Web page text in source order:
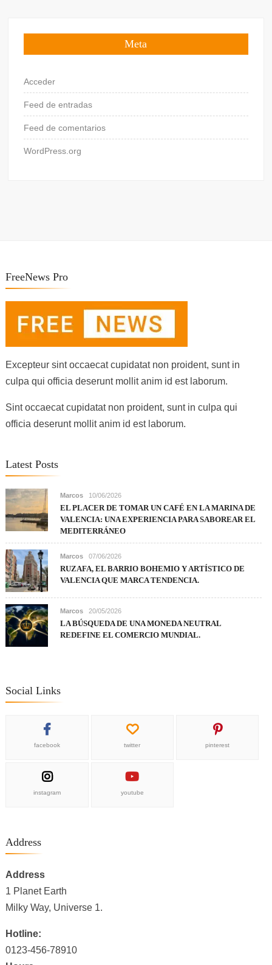
Meta
Acceder
Feed de entradas
Feed de comentarios
WordPress.org
FreeNews Pro
Excepteur sint occaecat cupidatat non proident, sunt in
culpa qui officia deserunt mollit anim id est laborum.
Sint occaecat cupidatat non proident, sunt in culpa qui
officia deserunt mollit anim id est laborum.
Latest Posts
Marcos 10/06/2026
EL PLACER DE TOMAR UN CAFÉ EN LA MARINA DE
VALENCIA: UNA EXPERIENCIA PARA SABOREAR EL
MEDITERRÁNEO
Marcos 07/06/2026
RUZAFA, EL BARRIO BOHEMIO Y ARTÍSTICO DE
VALENCIA QUE MARCA TENDENCIA.
Marcos 20/05/2026
LA BÚSQUEDA DE UNA MONEDA NEUTRAL
REDEFINE EL COMERCIO MUNDIAL.
Social Links
facebook twitter pinterest
instagram youtube
Address
Address
1 Planet Earth
Milky Way, Universe 1.
Hotline:
0123-456-78910